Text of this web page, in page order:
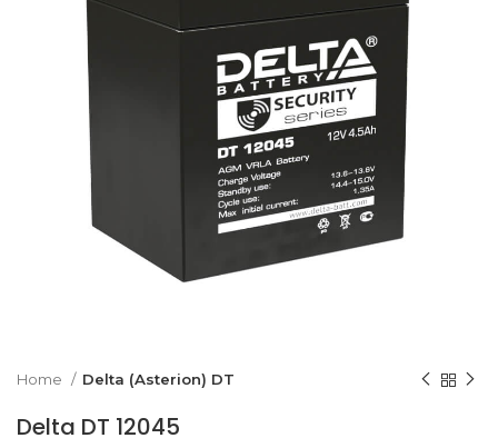
Home Delta (Asterion) DT
Delta DT 12045